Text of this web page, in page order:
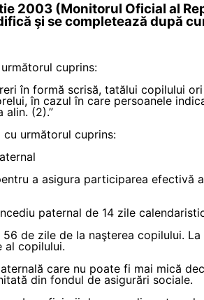
2003 (Monitorul Oficial al
şi se completează după
cuprins:
în formă scrisă, tatălui copilului
în cazul în care persoanele
alin. (2).”
cu următorul cuprins:
a asigura participarea efectivă
paternal de 14 zile
de zile de la naşterea copilului. La
al copilului.
care nu poate fi mai mică
din fondul de asigurări sociale.